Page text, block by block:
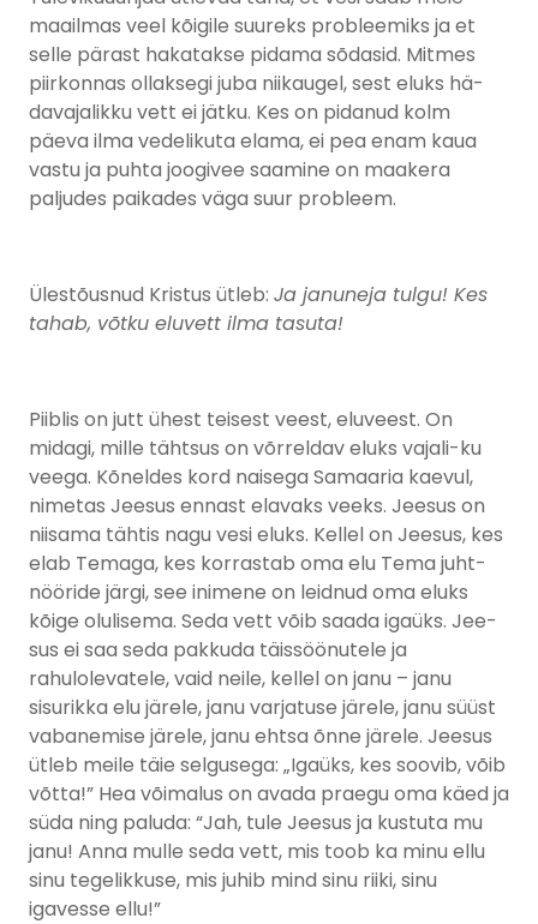
maailmas veel kõigile suureks probleemiks ja et
selle pärast hakatakse pidama sõdasid. Mitmes
piirkonnas ollaksegi juba niikaugel, sest eluks hä-
davajalikku vett ei jätku. Kes on pidanud kolm
päeva ilma vedelikuta elama, ei pea enam kaua
vastu ja puhta joogivee saamine on maakera
paljudes paikades väga suur probleem.
Ülestõusnud Kristus ütleb: Ja januneja tulgu! Kes
tahab, võtku eluvett ilma tasuta!
Piiblis on jutt ühest teisest veest, eluveest. On
midagi, mille tähtsus on võrreldav eluks vajali-ku
veega. Kõneldes kord naisega Samaaria kaevul,
nimetas Jeesus ennast elavaks veeks. Jeesus on
niisama tähtis nagu vesi eluks. Kellel on Jeesus, kes
elab Temaga, kes korrastab oma elu Tema juht-
nööride järgi, see inimene on leidnud oma eluks
kõige olulisema. Seda vett võib saada igaüks. Jee-
sus ei saa seda pakkuda täissöönutele ja
rahulolevatele, vaid neile, kellel on janu – janu
sisurikka elu järele, janu varjatuse järele, janu süüst
vabanemise järele, janu ehtsa õnne järele. Jeesus
ütleb meile täie selgusega: „Igaüks, kes soovib, võib
võtta!” Hea võimalus on avada praegu oma käed ja
süda ning paluda: “Jah, tule Jeesus ja kustuta mu
janu! Anna mulle seda vett, mis toob ka minu ellu
sinu tegelikkuse, mis juhib mind sinu riiki, sinu
igavesse ellu!”